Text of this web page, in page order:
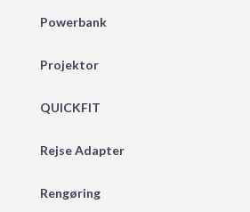
Powerbank
Projektor
QUICKFIT
Rejse Adapter
Rengøring